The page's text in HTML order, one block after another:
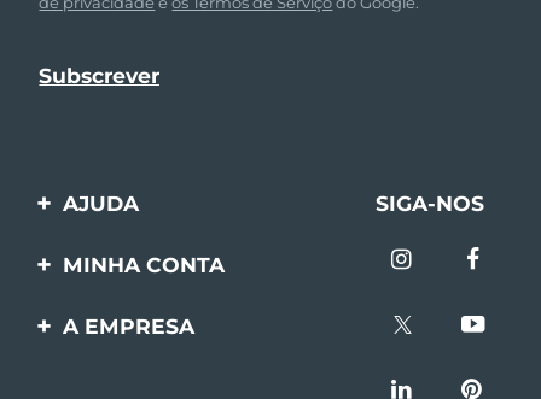
AJUDA
Entre em contato
SIGA-NOS
MINHA CONTA
Registro de produto
A EMPRESA